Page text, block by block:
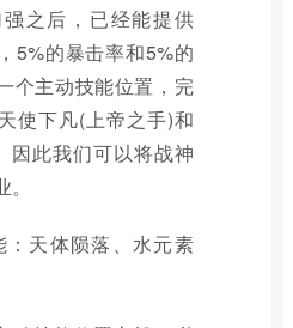
之后，已经能提供
5%的暴击率和5%的
个主动技能位置，完
使下凡(上帝之手)和
因此我们可以将战神
：天体陨落、水元素